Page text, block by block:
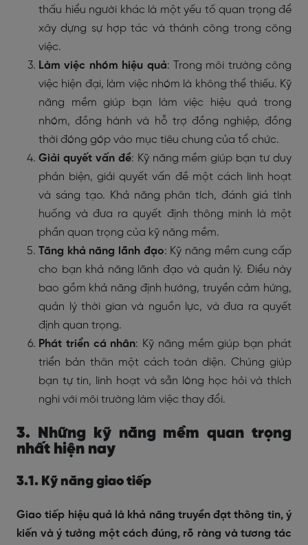
thấu hiểu người khác là một yếu tố quan trọng để
xây dựng sự hợp tác và thành công trong công
việc.
Làm việc nhóm hiệu quả: Trong môi trường công
việc hiện đại, làm việc nhóm là không thể thiếu. Kỹ
năng mềm giúp bạn làm việc hiệu quả trong
nhóm, đồng hành và hỗ trợ đồng nghiệp, đồng
thời đóng góp vào mục tiêu chung của tổ chức.
Giải quyết vấn đề: Kỹ năng mềm giúp bạn tư duy
phản biện, giải quyết vấn đề một cách linh hoạt
và sáng tạo. Khả năng phân tích, đánh giá tình
huống và đưa ra quyết định thông minh là một
phần quan trọng của kỹ năng mềm.
Tăng khả năng lãnh đạo: Kỹ năng mềm cung cấp
cho bạn khả năng lãnh đạo và quản lý. Điều này
bao gồm khả năng định hướng, truyền cảm hứng,
quản lý thời gian và nguồn lực, và đưa ra quyết
định quan trọng.
Phát triển cá nhân: Kỹ năng mềm giúp bạn phát
triển bản thân một cách toàn diện. Chúng giúp
bạn tự tin, linh hoạt và sẵn lòng học hỏi và thích
nghi với môi trường làm việc thay đổi.
3. Những kỹ năng mềm quan trọng
nhất hiện nay
3.1. Kỹ năng giao tiếp
Giao tiếp hiệu quả là khả năng truyền đạt thông tin, ý
kiến và ý tưởng một cách đúng, rõ ràng và tương tác